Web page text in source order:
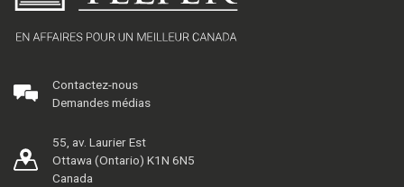
Contactez-nous
Demandes médias
55, av. Laurier Est
Ottawa (Ontario) K1N 6N5
Canada